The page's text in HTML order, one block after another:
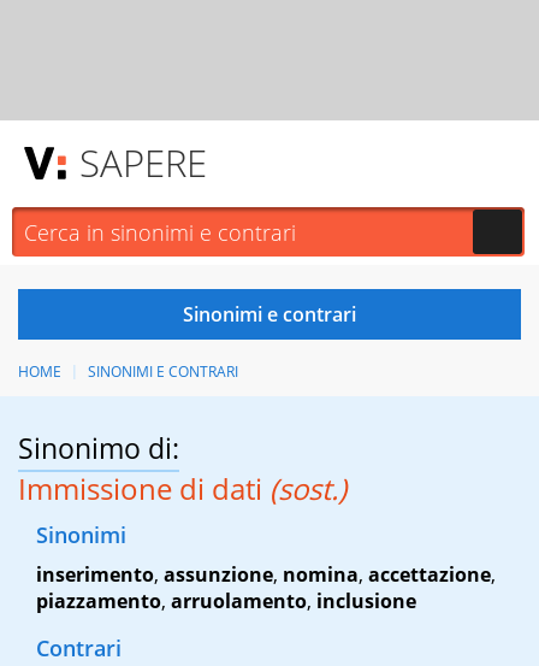
SAPERE
HOME SINONIMI E CONTRARI
Sinonimo di:
Immissione di dati (sost.)
Sinonimi
inserimento, assunzione, nomina, accettazione,
piazzamento, arruolamento, inclusione
Contrari